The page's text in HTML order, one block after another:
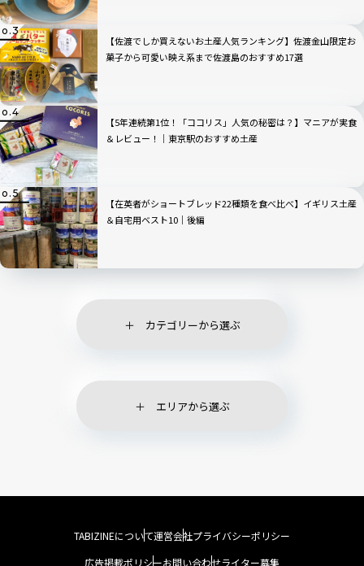
【佐渡でしか買えないお土産人気ランキング】佐渡金山限定お
菓子から可愛い映え系まで佐渡島のおすすめ17選
【5年連続第1位！「ココリス」人気の秘密は？】マニアが実食
＆レビュー！｜東京駅のおすすめ土産
【在英者がショートブレッド22種類を食べ比べ】イギリス土産
＆自宅用ベスト10｜後編
カテゴリーから選ぶ
エリアから選ぶ
TABIZINEについて運営会社プライバシーポリシー
広告掲載ポリシーお問い合わせライター募集